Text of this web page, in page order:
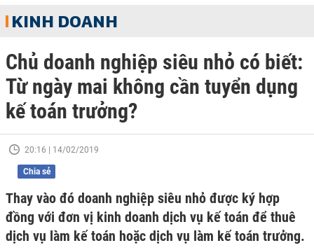
KINH DOANH
Chủ doanh nghiệp siêu nhỏ có biết:
Từ ngày mai không cần tuyển dụng
kế toán trưởng?
20:16 | 14/02/2019
Chia sẻ
Thay vào đó doanh nghiệp siêu nhỏ được ký hợp
đồng với đơn vị kinh doanh dịch vụ kế toán để thuê
dịch vụ làm kế toán hoặc dịch vụ làm kế toán trưởng.